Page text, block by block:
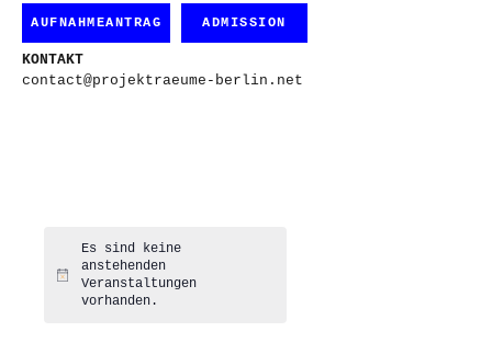
AUFNAHMEANTRAG ADMISSION
KONTAKT
contact@projektraeume-berlin.net
Hinweis
Es sind keine
anstehenden
Veranstaltungen
vorhanden.